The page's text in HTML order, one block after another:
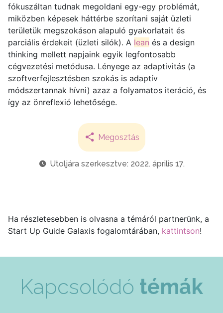
fókuszáltan tudnak megoldani egy-egy problémát,
miközben képesek háttérbe szorítani saját üzleti
területük megszokáson alapuló gyakorlatait és
parciális érdekeit (üzleti silók). A lean és a design
thinking mellett napjaink egyik legfontosabb
cégvezetési metódusa. Lényege az adaptivitás (a
szoftverfejlesztésben szokás is adaptív
módszertannak hívni) azaz a folyamatos iteráció, és
így az önreflexió lehetősége.
Megosztás
Utoljára szerkesztve: 2022. április 17.
Ha részletesebben is olvasna a témáról partnerünk, a
Start Up Guide Galaxis fogalomtárában, kattintson!
Kapcsolódó témák